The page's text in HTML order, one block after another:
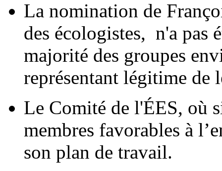
La nomination de
des écologistes, n'a pas
majorité des groupes
représentant légitime de
Le Comité de l'ÉES, où
membres favorables à
son plan de travail.